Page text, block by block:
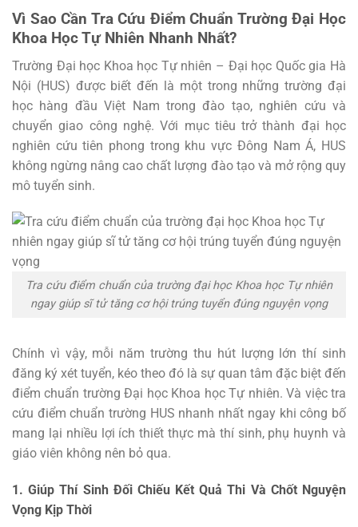
Vì Sao Cần Tra Cứu Điểm Chuẩn Trường Đại Học
Khoa Học Tự Nhiên Nhanh Nhất?
Trường Đại học Khoa học Tự nhiên – Đại học Quốc gia Hà
Nội (HUS) được biết đến là một trong những trường đại
học hàng đầu Việt Nam trong đào tạo, nghiên cứu và
chuyển giao công nghệ. Với mục tiêu trở thành đại học
nghiên cứu tiên phong trong khu vực Đông Nam Á, HUS
không ngừng nâng cao chất lượng đào tạo và mở rộng quy
mô tuyển sinh.
Tra cứu điểm chuẩn của trường đại học Khoa học Tự nhiên
ngay giúp sĩ tử tăng cơ hội trúng tuyển đúng nguyện vọng
Chính vì vậy, mỗi năm trường thu hút lượng lớn thí sinh
đăng ký xét tuyển, kéo theo đó là sự quan tâm đặc biệt đến
điểm chuẩn trường Đại học Khoa học Tự nhiên. Và việc tra
cứu điểm chuẩn trường HUS nhanh nhất ngay khi công bố
mang lại nhiều lợi ích thiết thực mà thí sinh, phụ huynh và
giáo viên không nên bỏ qua.
1. Giúp Thí Sinh Đối Chiếu Kết Quả Thi Và Chốt Nguyện
Vọng Kịp Thời